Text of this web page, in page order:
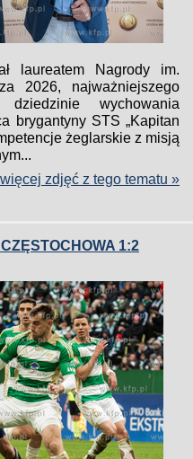
laureatem Nagrody im.
2026, najważniejszego
wychowania
brygantyny STS „Kapitan
żeglarskie z misją
więcej zdjęć z tego tematu »
1:2